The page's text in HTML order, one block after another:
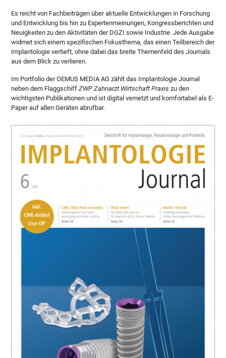
Es reicht von Fachbeiträgen über aktuelle Entwicklungen in Forschung
und Entwicklung bis hin zu Expertenmeinungen, Kongressberichten und
Neuigkeiten zu den Aktivitäten der DGZI sowie Industrie. Jede Ausgabe
widmet sich einem spezifischen Fokusthema, das einen Teilbereich der
Implantologie vertieft, ohne dabei das breite Themenfeld des Journals
aus dem Blick zu verlieren.
Im Portfolio der OEMUS MEDIA AG zählt das Implantologie Journal
neben dem FlaggschiffZWP Zahnarzt Wirtschaft Praxiszu den
wichtigsten Publikationen und ist digital vernetzt und komfortabel als E-
Paper auf allen Geräten abrufbar.